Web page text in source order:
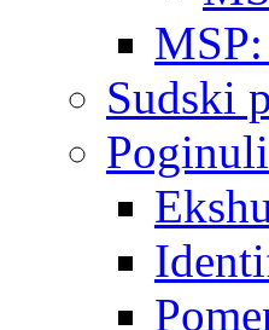
Sudski